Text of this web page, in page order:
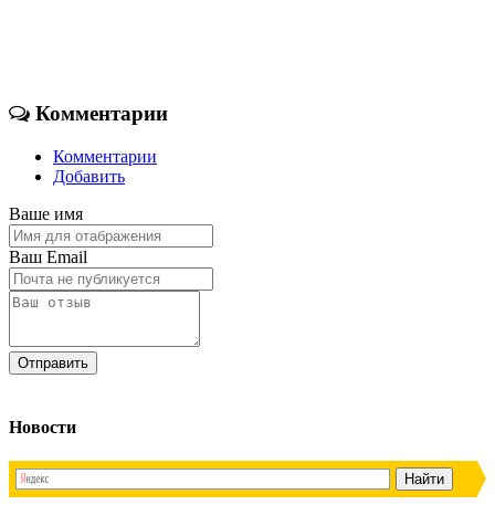
Комментарии
Комментарии
Добавить
Ваше имя
Ваш Email
Новости